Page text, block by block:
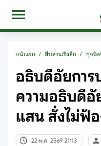
หน้าแรก / สืบสวนเชิงลึก / ทุจริต
อธิบดีอัยการ
ความอธิบดีอั
แสน สั่งไม่ฟ้อ
22 พ.ค. 2569 21:13